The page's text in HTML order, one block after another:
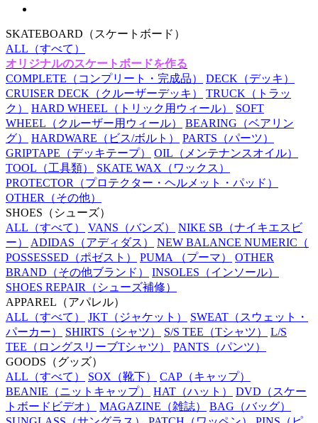
SKATEBOARD （スケートボード）
ALL （すべて）
オリジナルのスケートボードを作る
COMPLETE （コンプリート・完成品） DECK （デッキ）
CRUISER DECK （クルーザーデッキ） TRUCK （トラッ
ク）
HARD WHEEL （トリック用ウィール）
SOFT
WHEEL （クルーザー用ウィール） BEARING （ベアリン
グ）
HARDWARE （ビス/ボルト） PARTS （パーツ）
GRIPTAPE （デッキテープ） OIL （メンテナンスオイル）
TOOL （工具類） SKATE WAX （ワックス）
PROTECTOR （プロテクター・ヘルメット・パッド）
OTHER （その他）
SHOES （シューズ）
ALL （すべて） VANS （バンズ） NIKE SB （ナイキエスビ
ー）
ADIDAS （アディダス） NEW BALANCE NUMERIC （
POSSESSED （ポゼスト） PUMA （プーマ）
OTHER
BRAND （その他ブランド） INSOLES （インソール）
SHOES REPAIR （シューズ補修）
APPAREL （アパレル）
ALL （すべて） JKT （ジャケット） SWEAT （スウェット・
パーカー）
SHIRTS （シャツ） S/S TEE （Tシャツ）
L/S
TEE （ロングスリーブTシャツ） PANTS （パンツ）
GOODS （グッズ）
ALL （すべて） SOX （靴下） CAP （キャップ）
BEANIE （ニットキャップ） HAT （ハット） DVD （スケー
トボードビデオ）
MAGAZINE （雑誌） BAG （バッグ）